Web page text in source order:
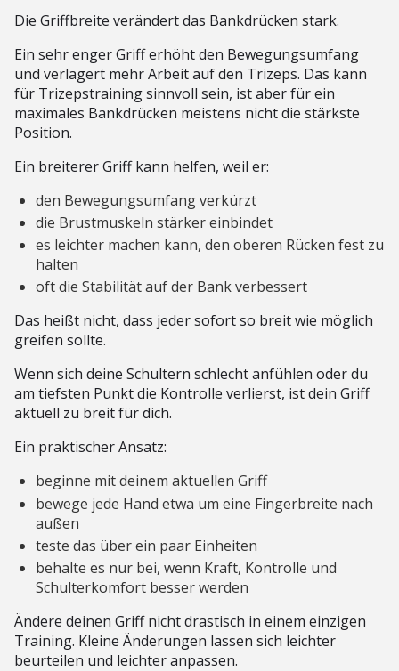
Die Griffbreite verändert das Bankdrücken stark.
Ein sehr enger Griff erhöht den Bewegungsumfang
und verlagert mehr Arbeit auf den Trizeps. Das kann
für Trizepstraining sinnvoll sein, ist aber für ein
maximales Bankdrücken meistens nicht die stärkste
Position.
Ein breiterer Griff kann helfen, weil er:
den Bewegungsumfang verkürzt
die Brustmuskeln stärker einbindet
es leichter machen kann, den oberen Rücken fest zu
halten
oft die Stabilität auf der Bank verbessert
Das heißt nicht, dass jeder sofort so breit wie möglich
greifen sollte.
Wenn sich deine Schultern schlecht anfühlen oder du
am tiefsten Punkt die Kontrolle verlierst, ist dein Griff
aktuell zu breit für dich.
Ein praktischer Ansatz:
beginne mit deinem aktuellen Griff
bewege jede Hand etwa um eine Fingerbreite nach
außen
teste das über ein paar Einheiten
behalte es nur bei, wenn Kraft, Kontrolle und
Schulterkomfort besser werden
Ändere deinen Griff nicht drastisch in einem einzigen
Training. Kleine Änderungen lassen sich leichter
beurteilen und leichter anpassen.